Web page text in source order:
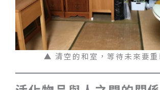
▲ 清空的和室，等待未來要重